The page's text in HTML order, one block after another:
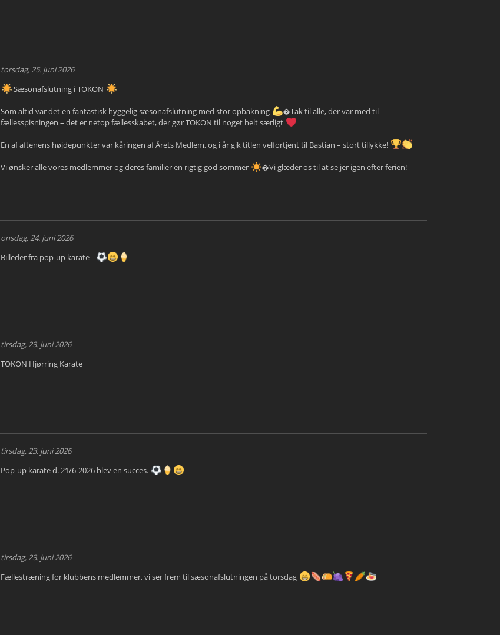
torsdag, 25. juni 2026
Sæsonafslutning i TOKON
Som altid var det en fantastisk hyggelig sæsonafslutning med stor opbakning
�Tak til alle, der var med til
fællesspisningen – det er netop fællesskabet, der gør TOKON til noget helt særligt
En af aftenens højdepunkter var kåringen af Årets Medlem, og i år gik titlen velfortjent til Bastian – stort tillykke!
Vi ønsker alle vores medlemmer og deres familier en rigtig god sommer �Vi glæder os til at se jer igen efter ferien!
onsdag, 24. juni 2026
Billeder fra pop-up karate -
tirsdag, 23. juni 2026
TOKON Hjørring Karate
tirsdag, 23. juni 2026
Pop-up karate d. 21/6-2026 blev en succes.
tirsdag, 23. juni 2026
Fællestræning for klubbens medlemmer, vi ser frem til sæsonafslutningen på torsdag